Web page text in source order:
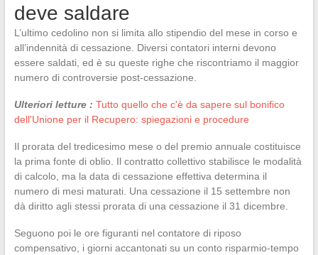
deve saldare
L’ultimo cedolino non si limita allo stipendio del mese in corso e
all’indennità di cessazione. Diversi contatori interni devono
essere saldati, ed è su queste righe che riscontriamo il maggior
numero di controversie post-cessazione.
Ulteriori letture : Tutto quello che c'è da sapere sul bonifico
dell'Unione per il Recupero: spiegazioni e procedure
Il prorata del tredicesimo mese o del premio annuale costituisce
la prima fonte di oblio. Il contratto collettivo stabilisce le modalità
di calcolo, ma la data di cessazione effettiva determina il
numero di mesi maturati. Una cessazione il 15 settembre non
dà diritto agli stessi prorata di una cessazione il 31 dicembre.
Seguono poi le ore figuranti nel contatore di riposo
compensativo, i giorni accantonati su un conto risparmio-tempo